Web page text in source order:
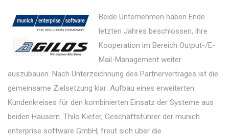
Beide Unternehmen haben Ende
letzten Jahres beschlossen, ihre
Kooperation im Bereich Output-/E-
Mail-Management weiter
auszubauen. Nach Unterzeichnung des Partnervertrages ist die
gemeinsame Zielsetzung klar: Aufbau eines erweiterten
Kundenkreises für den kombinierten Einsatz der Systeme aus
beiden Häusern. Thilo Kiefer, Geschäftsführer der munich
enterprise software GmbH, freut sich über die